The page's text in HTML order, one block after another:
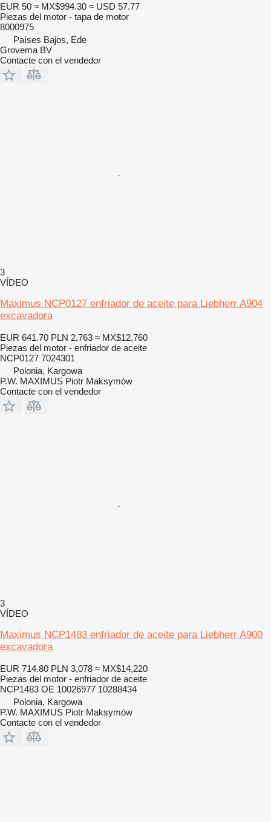
EUR 50 ≈ MX$994.30 ≈ USD 57.77
Piezas del motor - tapa de motor
8000975
Países Bajos, Ede
Grovema BV
Contacte con el vendedor
3
VÍDEO
Maximus NCP0127 enfriador de aceite para Liebherr A904
excavadora
EUR 641.70 PLN 2,763 ≈ MX$12,760
Piezas del motor - enfriador de aceite
NCP0127 7024301
Polonia, Kargowa
P.W. MAXIMUS Piotr Maksymów
Contacte con el vendedor
3
VÍDEO
Maximus NCP1483 enfriador de aceite para Liebherr A900
excavadora
EUR 714.80 PLN 3,078 ≈ MX$14,220
Piezas del motor - enfriador de aceite
NCP1483 OE 10026977 10288434
Polonia, Kargowa
P.W. MAXIMUS Piotr Maksymów
Contacte con el vendedor